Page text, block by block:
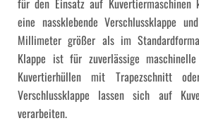
für den Einsatz auf Kuvertiermaschinen
eine nassklebende Verschlussklappe
Millimeter größer als im
Klappe ist für zuverlässige
Kuvertierhüllen mit Trapezschnitt
Verschlussklappe lassen sich auf
verarbeiten.